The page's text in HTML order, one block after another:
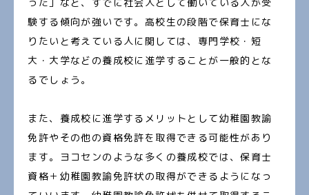
験する傾向が強いです。高校生の段階で保育士にな
りたいと考えている人に関しては、専門学校・短
大・大学などの養成校に進学することが一般的とな
るでしょう。
また、養成校に進学するメリットとして幼稚園教諭
免許やその他の資格免許を取得できる可能性があり
ます。ヨコセンのような多くの養成校では、保育士
資格＋幼稚園教諭免許状の取得ができるようになっ